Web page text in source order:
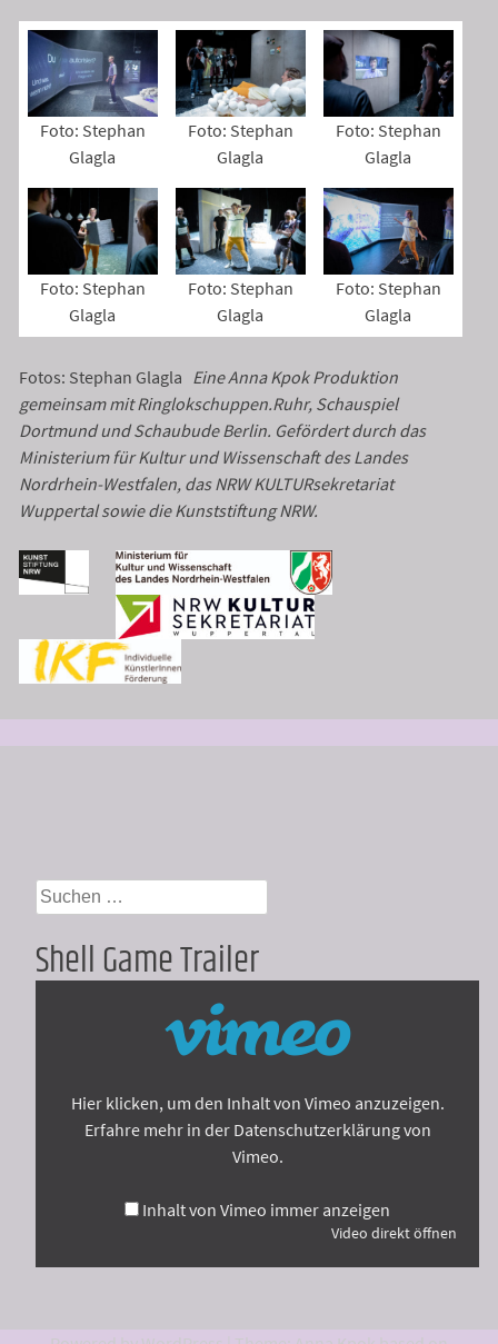
Foto: Stephan
Glagla
Foto: Stephan
Glagla
Foto: Stephan
Glagla
Foto: Stephan
Glagla
Foto: Stephan
Glagla
Foto: Stephan
Glagla
Fotos: Stephan Glagla Eine Anna Kpok Produktion
gemeinsam mit Ringlokschuppen.Ruhr, Schauspiel
Dortmund und Schaubude Berlin. Gefördert durch das
Ministerium für Kultur und Wissenschaft des Landes
Nordrhein-Westfalen, das NRW KULTURsekretariat
Wuppertal sowie die Kunststiftung NRW.
Suchen
nach:
Shell Game Trailer
Hier klicken, um den Inhalt von Vimeo anzuzeigen.
Erfahre mehr in der Datenschutzerklärung von
Vimeo.
Inhalt von Vimeo immer anzeigen
Video direkt öffnen